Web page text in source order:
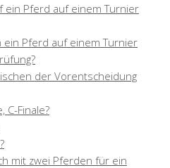
ein Pferd auf einem Turnier
Pferd auf einem Turnier
der Vorentscheidung
C-Finale?
mit zwei Pferden für ein